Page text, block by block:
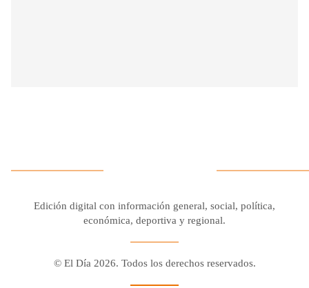
Edición digital con información general, social, política,
económica, deportiva y regional.
© El Día 2026. Todos los derechos reservados.